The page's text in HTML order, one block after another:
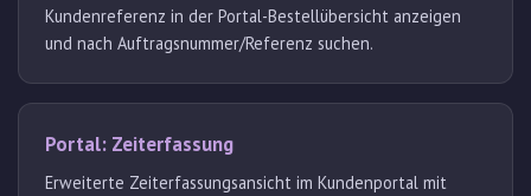
Kundenreferenz in der Portal-Bestellübersicht anzeigen
und nach Auftragsnummer/Referenz suchen.
Portal: Zeiterfassung
Erweiterte Zeiterfassungsansicht im Kundenportal mit